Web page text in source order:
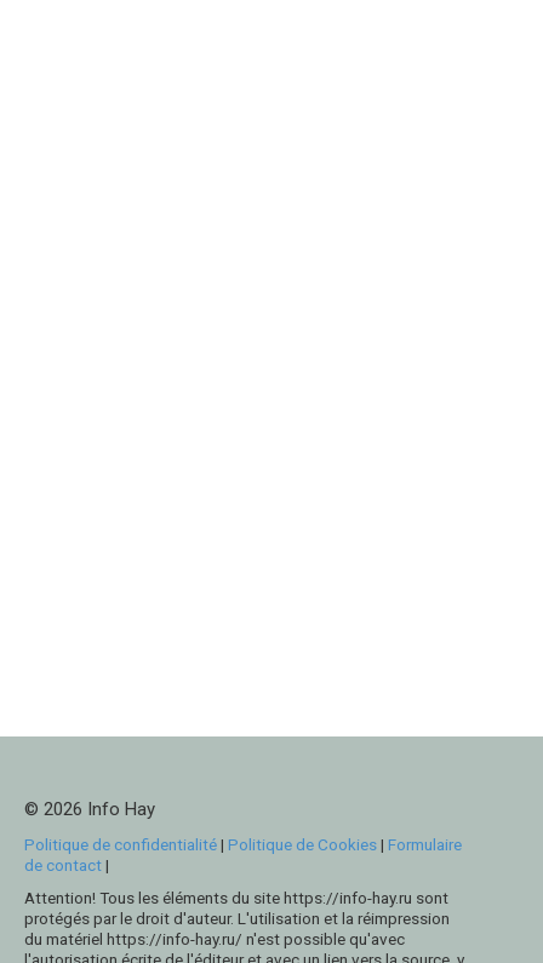
© 2026 Info Hay
Politique de confidentialité| Politique de Cookies| Formulaire
de contact|
Attention! Tous les éléments du site https://info-hay.ru sont
protégés par le droit d'auteur. L'utilisation et la réimpression
du matériel https://info-hay.ru/ n'est possible qu'avec